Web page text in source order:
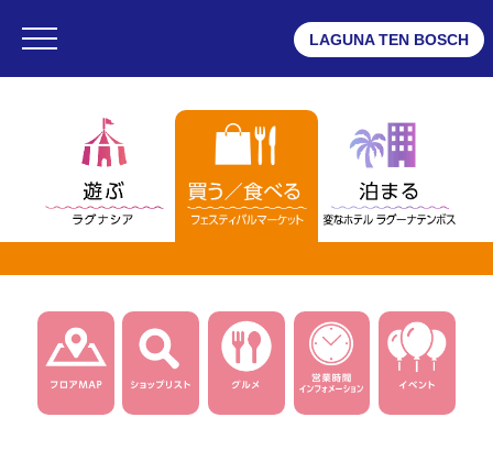
・フェスティバルマーケット
・変なホテル ラグーナテンボス
フェスティバルマーケット
・インフォメーション
・営業時間
・団体予約
LAGUNA TEN BOSCH